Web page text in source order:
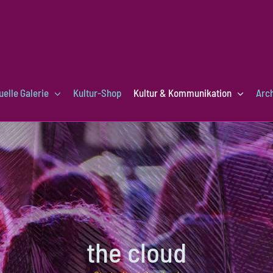
Galerie Kultur-Shop Kultur & Kommunikation
the cloud